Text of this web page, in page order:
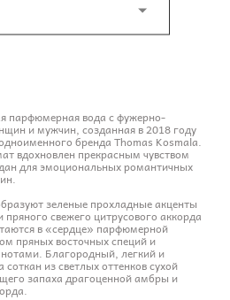
парфюмерная вода с фужерно-
и мужчин, созданная в 2018 году
бренда Thomas Kosmala.
вдохновлен прекрасным чувством
для эмоциональных романтичных
зеленые прохладные акценты
пряного свежего цитрусового аккорда
в «сердце» парфюмерной
пряных восточных специй и
Благородный, легкий и
из светлых оттенков сухой
запаха драгоценной амбры и